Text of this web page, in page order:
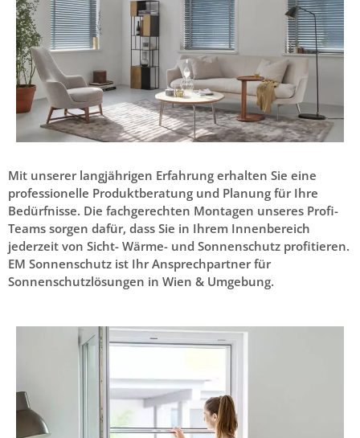
Mit unserer langjährigen Erfahrung erhalten Sie eine
professionelle Produktberatung und Planung für Ihre
Bedürfnisse. Die fachgerechten Montagen unseres Profi-
Teams sorgen dafür, dass Sie in Ihrem Innenbereich
jederzeit von Sicht- Wärme- und Sonnenschutz profitieren.
EM Sonnenschutz ist Ihr Ansprechpartner für
Sonnenschutzlösungen in Wien & Umgebung.